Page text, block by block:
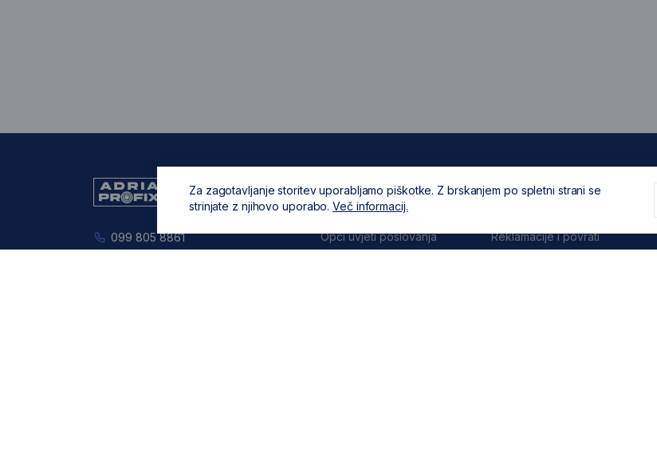
Za zagotavljanje storitev uporabljamo piškotke. Z brskanjem po spletni strani se
strinjate z njihovo uporabo.Več informacij.
099 805 8861
Opće informacije
O nama
Opći uvjeti poslovanja
Kupovina
Reklamacije i povrati